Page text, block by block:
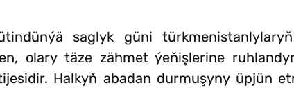
saglyk güni
olary täze zähmet ýeňişlerine
Halkyň abadan durmuşyny üpjün